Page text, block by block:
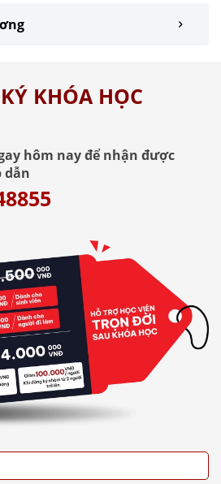
KHÓA HỌC
hôm nay để nhận được
dẫn